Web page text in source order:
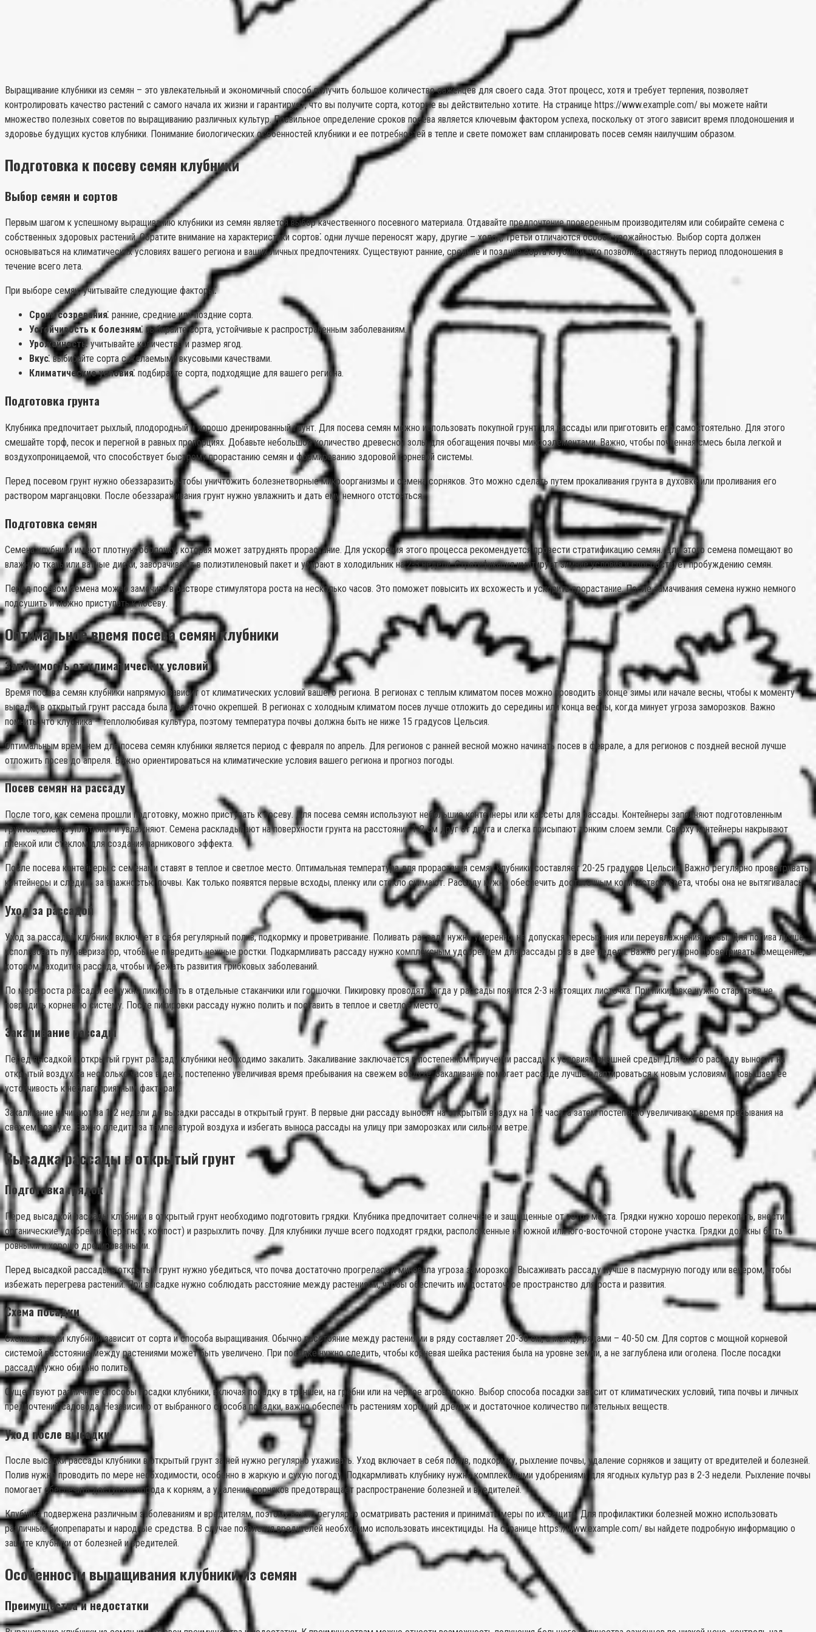
Выращивание клубники из семян – это увлекательный и экономичный способ получить большое количество саженцев для своего сада. Этот процесс, хотя и требует терпения, позволяет
контролировать качество растений с самого начала их жизни и гарантирует, что вы получите сорта, которые вы действительно хотите. На странице https://www.example.com/ вы можете найти
множество полезных советов по выращиванию различных культур. Правильное определение сроков посева является ключевым фактором успеха, поскольку от этого зависит время плодоношения и
здоровье будущих кустов клубники. Понимание биологических особенностей клубники и ее потребностей в тепле и свете поможет вам спланировать посев семян наилучшим образом.
Подготовка к посеву семян клубники
Выбор семян и сортов
Первым шагом к успешному выращиванию клубники из семян является выбор качественного посевного материала. Отдавайте предпочтение проверенным производителям или собирайте семена с
собственных здоровых растений. Обратите внимание на характеристики сортов⁚ одни лучше переносят жару, другие – холод, третьи отличаются особой урожайностью. Выбор сорта должен
основываться на климатических условиях вашего региона и ваших личных предпочтениях. Существуют ранние, средние и поздние сорта клубники, что позволяет растянуть период плодоношения в
течение всего лета.
При выборе семян, учитывайте следующие факторы⁚
Сроки созревания⁚ ранние, средние или поздние сорта.
Устойчивость к болезням⁚выбирайте сорта, устойчивые к распространенным заболеваниям.
Урожайность⁚учитывайте количество и размер ягод.
Вкус⁚выбирайте сорта с желаемыми вкусовыми качествами.
Климатические условия⁚ подбирайте сорта, подходящие для вашего региона.
Подготовка грунта
Клубника предпочитает рыхлый, плодородный и хорошо дренированный грунт. Для посева семян можно использовать покупной грунт для рассады или приготовить его самостоятельно. Для этого
смешайте торф, песок и перегной в равных пропорциях. Добавьте небольшое количество древесной золы для обогащения почвы микроэлементами. Важно, чтобы почвенная смесь была легкой и
воздухопроницаемой, что способствует быстрому прорастанию семян и формированию здоровой корневой системы.
Перед посевом грунт нужно обеззаразить, чтобы уничтожить болезнетворные микроорганизмы и семена сорняков. Это можно сделать путем прокаливания грунта в духовке или проливания его
раствором марганцовки. После обеззараживания грунт нужно увлажнить и дать ему немного отстояться.
Подготовка семян
Семена клубники имеют плотную оболочку, которая может затруднять прорастание. Для ускорения этого процесса рекомендуется провести стратификацию семян. Для этого семена помещают во
влажную ткань или ватные диски, заворачивают в полиэтиленовый пакет и убирают в холодильник на 2-3 недели. Стратификация имитирует зимние условия и способствует пробуждению семян.
Перед посевом семена можно замочить в растворе стимулятора роста на несколько часов. Это поможет повысить их всхожесть и ускорить прорастание. После замачивания семена нужно немного
подсушить и можно приступать к посеву.
Оптимальное время посева семян клубники
Зависимость от климатических условий
Время посева семян клубники напрямую зависит от климатических условий вашего региона. В регионах с теплым климатом посев можно проводить в конце зимы или начале весны, чтобы к моменту
высадки в открытый грунт рассада была достаточно окрепшей. В регионах с холодным климатом посев лучше отложить до середины или конца весны, когда минует угроза заморозков. Важно
помнить, что клубника – теплолюбивая культура, поэтому температура почвы должна быть не ниже 15 градусов Цельсия.
Оптимальным временем для посева семян клубники является период с февраля по апрель. Для регионов с ранней весной можно начинать посев в феврале, а для регионов с поздней весной лучше
отложить посев до апреля. Важно ориентироваться на климатические условия вашего региона и прогноз погоды.
Посев семян на рассаду
После того, как семена прошли подготовку, можно приступать к посеву. Для посева семян используют небольшие контейнеры или кассеты для рассады. Контейнеры заполняют подготовленным
грунтом, слегка уплотняют и увлажняют. Семена раскладывают на поверхности грунта на расстоянии 1-2 см друг от друга и слегка присыпают тонким слоем земли. Сверху контейнеры накрывают
пленкой или стеклом для создания парникового эффекта.
После посева контейнеры с семенами ставят в теплое и светлое место. Оптимальная температура для прорастания семян клубники составляет 20-25 градусов Цельсия. Важно регулярно проветривать
контейнеры и следить за влажностью почвы. Как только появятся первые всходы, пленку или стекло снимают. Рассаду нужно обеспечить достаточным количеством света, чтобы она не вытягивалась.
Уход за рассадой
Уход за рассадой клубники включает в себя регулярный полив, подкормку и проветривание. Поливать рассаду нужно умеренно, не допуская пересыхания или переувлажнения почвы. Для полива лучше
использовать пульверизатор, чтобы не повредить нежные ростки. Подкармливать рассаду нужно комплексным удобрением для рассады раз в две недели. Важно регулярно проветривать помещение, в
котором находится рассада, чтобы избежать развития грибковых заболеваний.
По мере роста рассады ее нужно пикировать в отдельные стаканчики или горшочки. Пикировку проводят, когда у рассады появится 2-3 настоящих листочка. При пикировке нужно стараться не
повредить корневую систему. После пикировки рассаду нужно полить и поставить в теплое и светлое место.
Закаливание рассады
Перед высадкой в открытый грунт рассаду клубники необходимо закалить. Закаливание заключается в постепенном приучении рассады к условиям внешней среды. Для этого рассаду выносят на
открытый воздух на несколько часов в день, постепенно увеличивая время пребывания на свежем воздухе. Закаливание помогает рассаде лучше адаптироваться к новым условиям и повышает ее
устойчивость к неблагоприятным факторам.
Закаливание начинают за 1-2 недели до высадки рассады в открытый грунт. В первые дни рассаду выносят на открытый воздух на 1-2 часа, а затем постепенно увеличивают время пребывания на
свежем воздухе. Важно следить за температурой воздуха и избегать выноса рассады на улицу при заморозках или сильном ветре.
Высадка рассады в открытый грунт
Подготовка грядок
Перед высадкой рассады клубники в открытый грунт необходимо подготовить грядки. Клубника предпочитает солнечные и защищенные от ветра места. Грядки нужно хорошо перекопать, внести
органические удобрения (перегной, компост) и разрыхлить почву. Для клубники лучше всего подходят грядки, расположенные на южной или юго-восточной стороне участка. Грядки должны быть
ровными и хорошо дренированными.
Перед высадкой рассады в открытый грунт нужно убедиться, что почва достаточно прогрелась и миновала угроза заморозков. Высаживать рассаду лучше в пасмурную погоду или вечером, чтобы
избежать перегрева растений. При высадке нужно соблюдать расстояние между растениями, чтобы обеспечить им достаточное пространство для роста и развития.
Схема посадки
Схема посадки клубники зависит от сорта и способа выращивания. Обычно расстояние между растениями в ряду составляет 20-30 см, а между рядами – 40-50 см. Для сортов с мощной корневой
системой расстояние между растениями может быть увеличено. При посадке нужно следить, чтобы корневая шейка растения была на уровне земли, а не заглублена или оголена. После посадки
рассаду нужно обильно полить.
Существуют различные способы посадки клубники, включая посадку в траншеи, на гребни или на черное агроволокно. Выбор способа посадки зависит от климатических условий, типа почвы и личных
предпочтений садовода. Независимо от выбранного способа посадки, важно обеспечить растениям хороший дренаж и достаточное количество питательных веществ.
Уход после высадки
После высадки рассады клубники в открытый грунт за ней нужно регулярно ухаживать. Уход включает в себя полив, подкормку, рыхление почвы, удаление сорняков и защиту от вредителей и болезней.
Полив нужно проводить по мере необходимости, особенно в жаркую и сухую погоду. Подкармливать клубнику нужно комплексными удобрениями для ягодных культур раз в 2-3 недели. Рыхление почвы
помогает обеспечить доступ кислорода к корням, а удаление сорняков предотвращает распространение болезней и вредителей.
Клубника подвержена различным заболеваниям и вредителям, поэтому важно регулярно осматривать растения и принимать меры по их защите. Для профилактики болезней можно использовать
различные биопрепараты и народные средства. В случае появления вредителей необходимо использовать инсектициды. На странице https://www.example.com/ вы найдете подробную информацию о
защите клубники от болезней и вредителей.
Особенности выращивания клубники из семян
Преимущества и недостатки